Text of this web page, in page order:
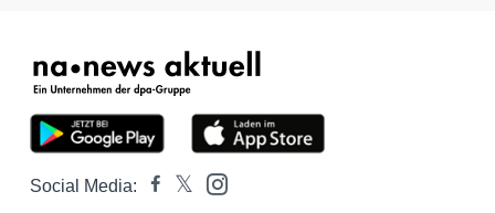
Social Media: